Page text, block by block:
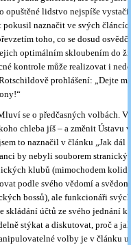
opuštěné lidstvo nejspíše vystačit
naznačit ve svých
toho, co se dosud
optimálním skloubením do
kontrole může realizovat i
prohlášení: „Dejte
se o předčasných volbách. V
chleba jíš – a změnit Ústavu
to naznačil v článku „Jak dál
by nebyli souborem
klubů (mimochodem
podle svého vědomí a
bossů), ale funkcionáři
skládání účtů ze svého jednání
stýkat a diskutovat, proč a
volby je v článku